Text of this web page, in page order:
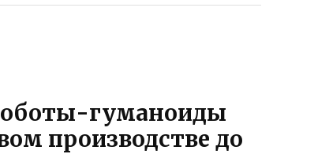
гуманоиды
производстве до